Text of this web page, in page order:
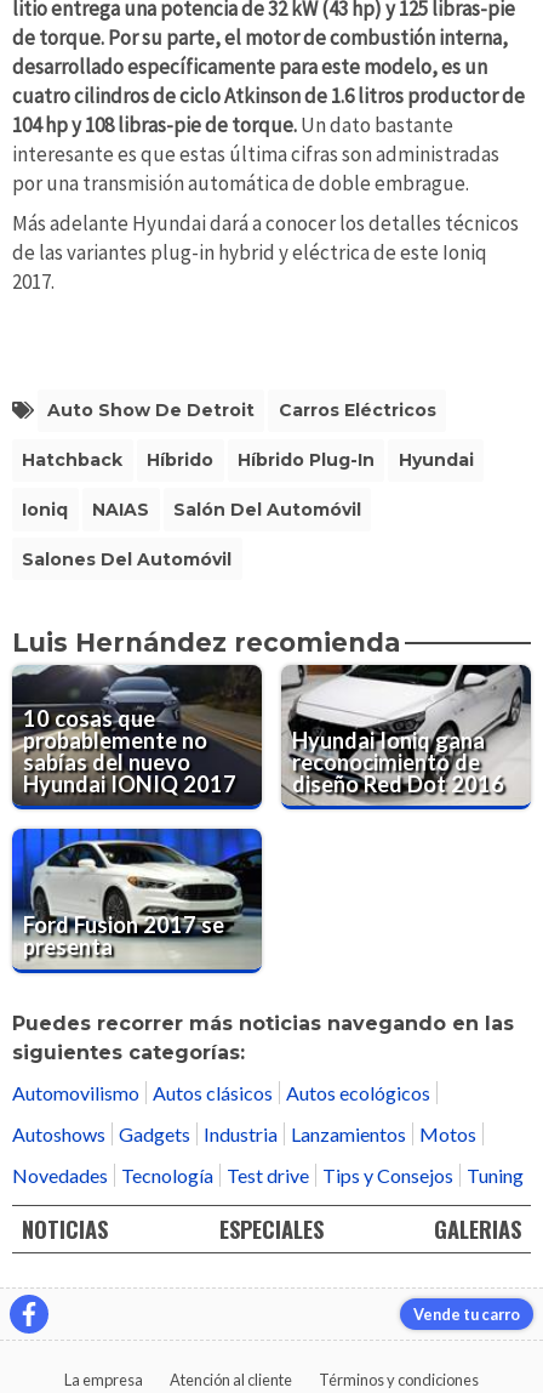
litio entrega una potencia de 32 kW (43 hp) y ​​125 libras-pie
de torque. Por su parte, el motor de combustión interna,
desarrollado específicamente para este modelo, es un
cuatro cilindros de ciclo Atkinson de 1.6 litros productor de
104 hp y ​​108 libras-pie de torque.Un dato bastante
interesante es que estas última cifras son administradas
por una transmisión automática de doble embrague.
Más adelante Hyundai dará a conocer los detalles técnicos
de las variantes plug-in hybrid y eléctrica de este Ioniq
2017.
Auto Show De Detroit Carros Eléctricos
Hatchback Híbrido Híbrido Plug-In Hyundai
Ioniq NAIAS Salón Del Automóvil
Salones Del Automóvil
Luis Hernández recomienda
10 cosas que
probablemente no
sabías del nuevo
Hyundai IONIQ 2017
Hyundai Ioniq gana
reconocimiento de
diseño Red Dot 2016
Ford Fusion 2017 se
presenta
Puedes recorrer más noticias navegando en las
siguientes categorías:
Automovilismo
Autos clásicos
Autos ecológicos
Autoshows
Gadgets Industria Lanzamientos
Motos
Novedades
Tecnología Test drive Tips y Consejos Tuning
NOTICIAS ESPECIALES GALERIAS
Vende tu carro
La empresa Atención al cliente Términos y condiciones